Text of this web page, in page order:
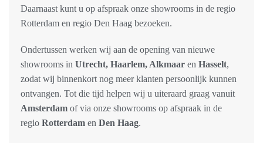
Daarnaast kunt u op afspraak onze showrooms in de regio
Rotterdam en regio Den Haag bezoeken.
Ondertussen werken wij aan de opening van nieuwe
showrooms in Utrecht, Haarlem, Alkmaar en Hasselt,
zodat wij binnenkort nog meer klanten persoonlijk kunnen
ontvangen. Tot die tijd helpen wij u uiteraard graag vanuit
Amsterdam of via onze showrooms op afspraak in de
regio Rotterdam en Den Haag.